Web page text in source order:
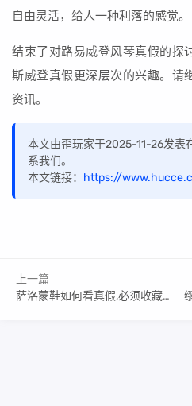
自由灵活，给人一种利落的感觉。
结束了对路易威登风琴真假的探
斯威登真假更深层次的兴趣。请
资讯。
本文由歪玩家于2025-11-26发表
系我们。
本文链接： https://
上一篇
萨洛蒙鞋如何看真假,必须收藏起来